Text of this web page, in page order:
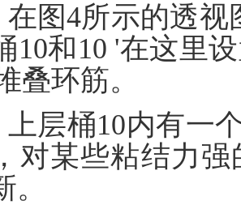
在图4所示的透
10和10 '在这里
叠环筋。
上层桶10内有一
对某些粘结力